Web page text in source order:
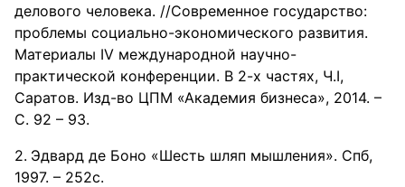
делового человека. //Современное государство:
проблемы социально-экономического развития.
Материалы IV международной научно-
практической конференции. В 2-х частях, Ч.I,
Саратов. Изд-во ЦПМ «Академия бизнеса», 2014. –
С. 92 – 93.
Эдвард де Боно «Шесть шляп мышления». Спб,
1997. – 252с.